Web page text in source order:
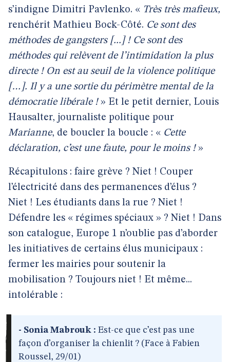
s’indigne Dimitri Pavlenko. « Très très mafieux,
renchérit Mathieu Bock-Côté. Ce sont des
méthodes de gangsters [...] ! Ce sont des
méthodes qui relèvent de l’intimidation la plus
directe ! On est au seuil de la violence politique
[…]. Il y a une sortie du périmètre mental de la
démocratie libérale !» Et le petit dernier, Louis
Hausalter, journaliste politique pour
Marianne, de boucler la boucle : « Cette
déclaration, c’est une faute, pour le moins !»
Récapitulons : faire grève ? Niet ! Couper
l’électricité dans des permanences d’élus ?
Niet ! Les étudiants dans la rue ? Niet !
Défendre les « régimes spéciaux » ? Niet ! Dans
son catalogue, Europe 1 n’oublie pas d’aborder
les initiatives de certains élus municipaux :
fermer les mairies pour soutenir la
mobilisation ? Toujours niet ! Et même...
intolérable :
- Sonia Mabrouk : Est-ce que c’est pas une
façon d’organiser la chienlit ? (Face à Fabien
Roussel, 29/01)